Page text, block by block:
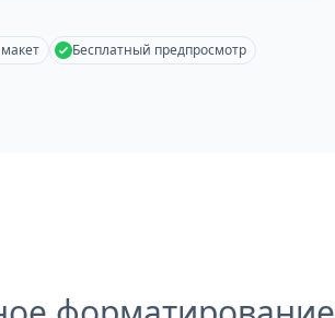
Бесплатный предпросмотр